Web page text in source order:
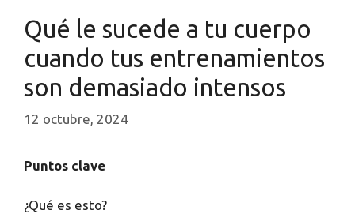
Qué le sucede a tu cuerpo
cuando tus entrenamientos
son demasiado intensos
12 octubre, 2024
Puntos clave
¿Qué es esto?